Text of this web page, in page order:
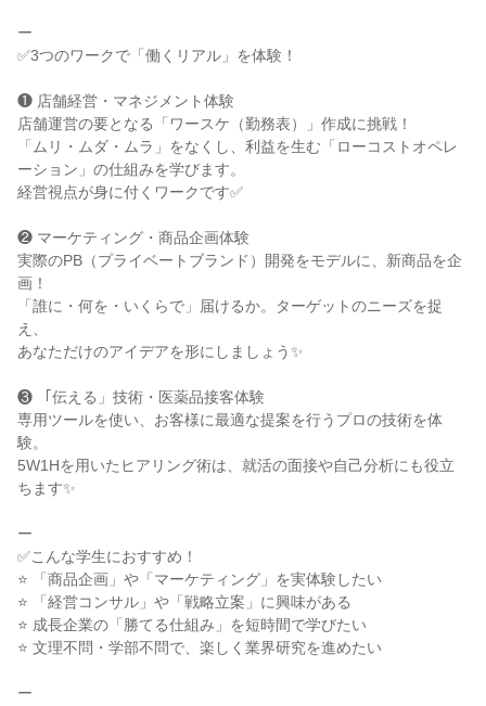
ー
✅3つのワークで「働くリアル」を体験！
❶ 店舗経営・マネジメント体験
店舗運営の要となる「ワースケ（勤務表）」作成に挑戦！
「ムリ・ムダ・ムラ」をなくし、利益を生む「ローコストオペレ
ーション」の仕組みを学びます。
経営視点が身に付くワークです✅
❷ マーケティング・商品企画体験
実際のPB（プライベートブランド）開発をモデルに、新商品を企
画！
「誰に・何を・いくらで」届けるか。ターゲットのニーズを捉
え、
あなただけのアイデアを形にしましょう✨
❸ 「伝える」技術・医薬品接客体験
専用ツールを使い、お客様に最適な提案を行うプロの技術を体
験。
5W1Hを用いたヒアリング術は、就活の面接や自己分析にも役立
ちます✨
ー
✅こんな学生におすすめ！
⭐ 「商品企画」や「マーケティング」を実体験したい
⭐ 「経営コンサル」や「戦略立案」に興味がある
⭐ 成長企業の「勝てる仕組み」を短時間で学びたい
⭐ 文理不問・学部不問で、楽しく業界研究を進めたい
ー